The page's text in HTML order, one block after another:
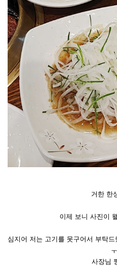
거한 한
이제 보니 사진이
심지어 저는 고기를 못구어서 부탁
ㅜ
사장님